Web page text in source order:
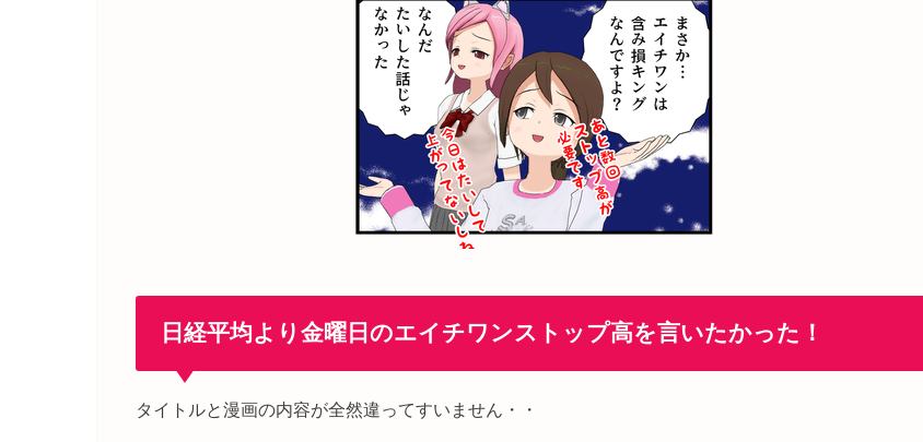
日経平均より金曜日のエイチワンストップ高を言いたかった！
タイトルと漫画の内容が全然違ってすいません・・